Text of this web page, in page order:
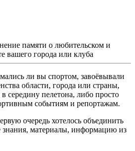
памяти о любительском и
вашего города или клуба
ли вы спортом, завоёвывали
области, города или страны,
середину пелетона, либо просто
событиям и репортажам.
очередь хотелось объединить
знания, материалы, информацию из